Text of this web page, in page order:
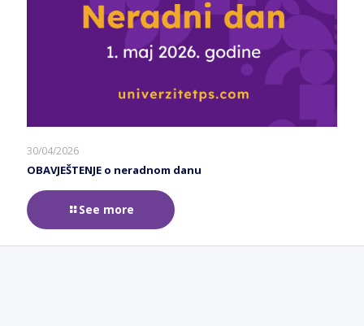
30/04/2026
OBAVJEŠTENJE o neradnom danu
See more